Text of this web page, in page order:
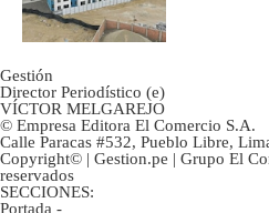
Gestión
Director Periodístico (e)
VÍCTOR MELGAREJO
© Empresa Editora El Comercio S.A.
Calle Paracas #532, Pueblo Libre,
Copyright© | Gestion.pe | Grupo El
reservados
SECCIONES:
Portada -